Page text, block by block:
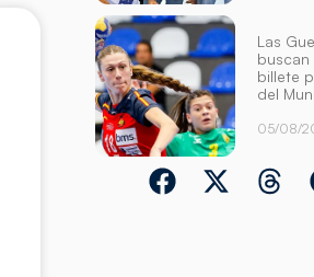
Las
buscan
billete
del
05/08/